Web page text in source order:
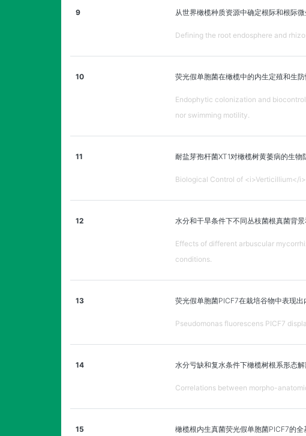
9 从世界橄榄种质资源中确定根际和根际微
Defining the root endosphere and
10 荧光假单胞菌在橄榄中的内生定殖和生
Endophytic colonization and
nor swimming motility.
11 耐盐芽孢杆菌XT1对橄榄树黄萎病的生物
Biological Control of <i>Verticillium</
12 水分和干旱条件下不同丛枝菌根真菌背
Effects of different arbuscular
conditions.
13 荧光假单胞菌PICF7在栽培谷物中表现出
Pseudomonas fluorescens PICF7
14 水分亏缺和复水条件下橄榄树根系形态解
Correlations between morpho-
15 橄榄根内生真菌荧光假单胞菌PICF7的全